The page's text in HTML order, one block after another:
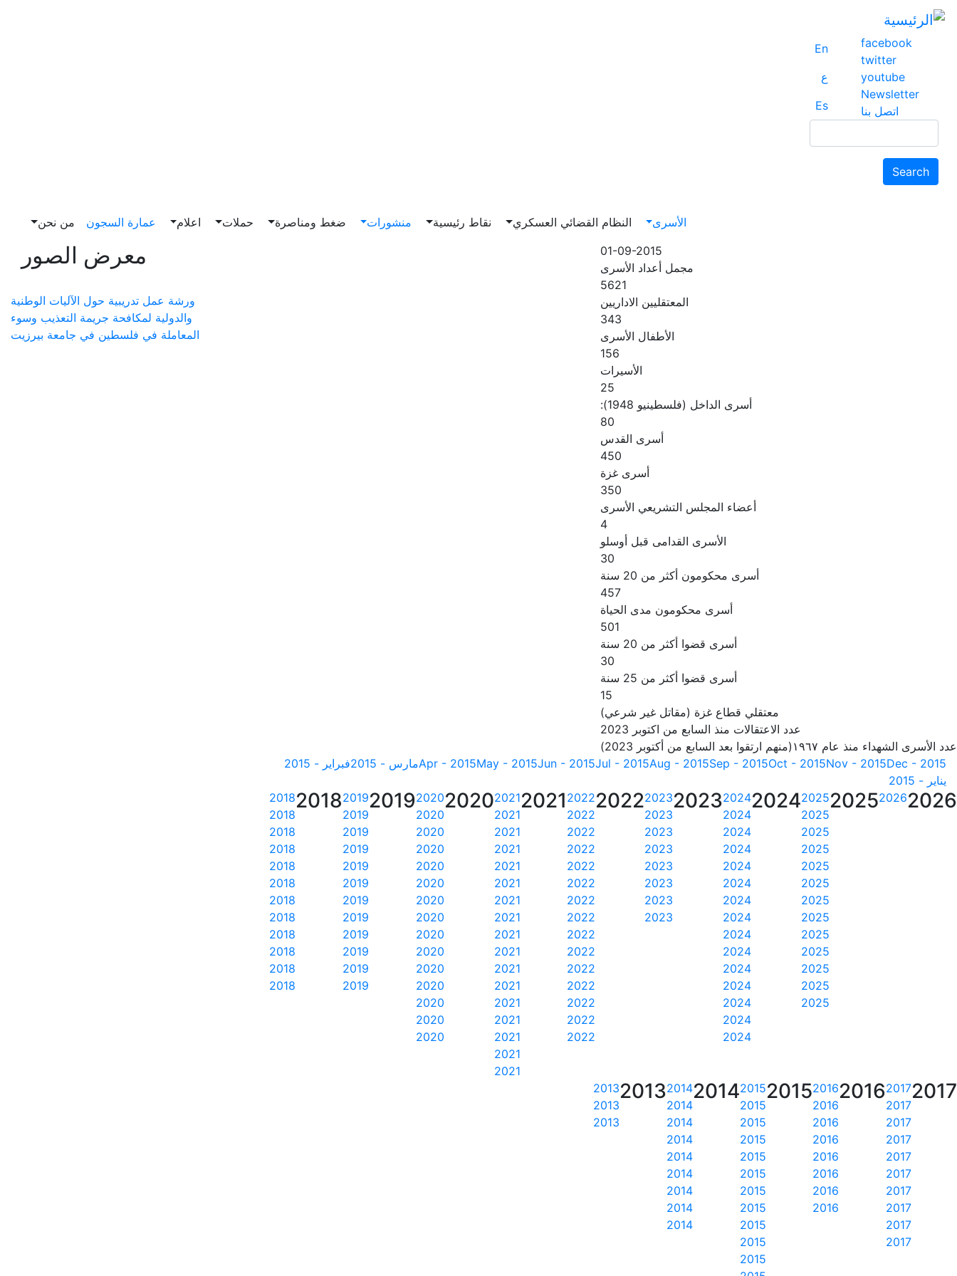
facebook
twitter
youtube
Newsletter
اتصل بنا
En
ع
Es
Search
Main navigation
الأسرى النظام القضائي العسكري نقاط رئيسية منشورات ضغط ومناصرة حملات اعلام عمارة السجون
من نحن
01-09-2015
مجمل أعداد الأسرى
5621
المعتقليين الاداريين
343
الأطفال الأسرى
156
الأسيرات
25
أسرى الداخل (فلسطينيو 1948):
80
أسرى القدس
450
أسرى غزة
350
أعضاء المجلس التشريعي الأسرى
4
الأسرى القدامى قبل أوسلو
30
أسرى محكومون أكثر من 20 سنة
457
أسرى محكومون مدى الحياة
501
أسرى قضوا أكثر من 20 سنة
30
أسرى قضوا أكثر من 25 سنة
15
معتقلي قطاع غزة (مقاتل غير شرعي)
عدد الاعتقالات منذ السابع من اكتوبر 2023
عدد الأسرى الشهداء منذ عام ١٩٦٧(منهم ارتقوا بعد السابع من أكتوبر 2023)
Dec - 2015
Nov - 2015
Oct - 2015
Sep - 2015
Aug - 2015
Jul - 2015
Jun - 2015
May - 2015
Apr - 2015مارس - 2015
فبراير - 2015
يناير - 2015
2026
2026
2025
2025
2025
2025
2025
2025
2025
2025
2025
2025
2025
2025
2025
2025
2024
2024
2024
2024
2024
2024
2024
2024
2024
2024
2024
2024
2024
2024
2024
2024
2023
2023
2023
2023
2023
2023
2023
2023
2023
2022
2022
2022
2022
2022
2022
2022
2022
2022
2022
2022
2022
2022
2022
2022
2022
2021
2021
2021
2021
2021
2021
2021
2021
2021
2021
2021
2021
2021
2021
2021
2021
2021
2021
2020
2020
2020
2020
2020
2020
2020
2020
2020
2020
2020
2020
2020
2020
2020
2020
2019
2019
2019
2019
2019
2019
2019
2019
2019
2019
2019
2019
2019
2018
2018
2018
2018
2018
2018
2018
2018
2018
2018
2018
2018
2018
2017
2017
2017
2017
2017
2017
2017
2017
2017
2017
2017
2016
2016
2016
2016
2016
2016
2016
2016
2016
2015
2015
2015
2015
2015
2015
2015
2015
2015
2015
2015
2015
2014
2014
2014
2014
2014
2014
2014
2014
2014
2014
2013
2013
2013
2013
معرض الصور
ورشة عمل تدريبية حول الآليات الوطنية
والدولية لمكافحة جريمة التعذيب وسوء
المعاملة في فلسطين في جامعة بيرزيت